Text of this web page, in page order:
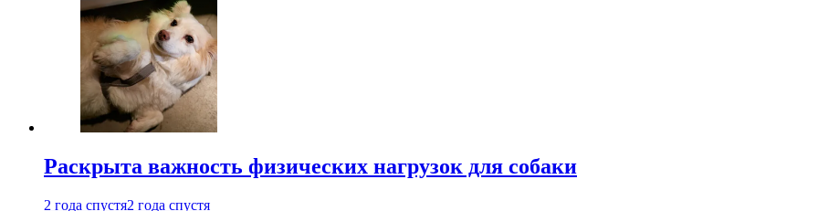
Раскрыта важность физических нагрузок для собаки
2 года спустя2 года спустя